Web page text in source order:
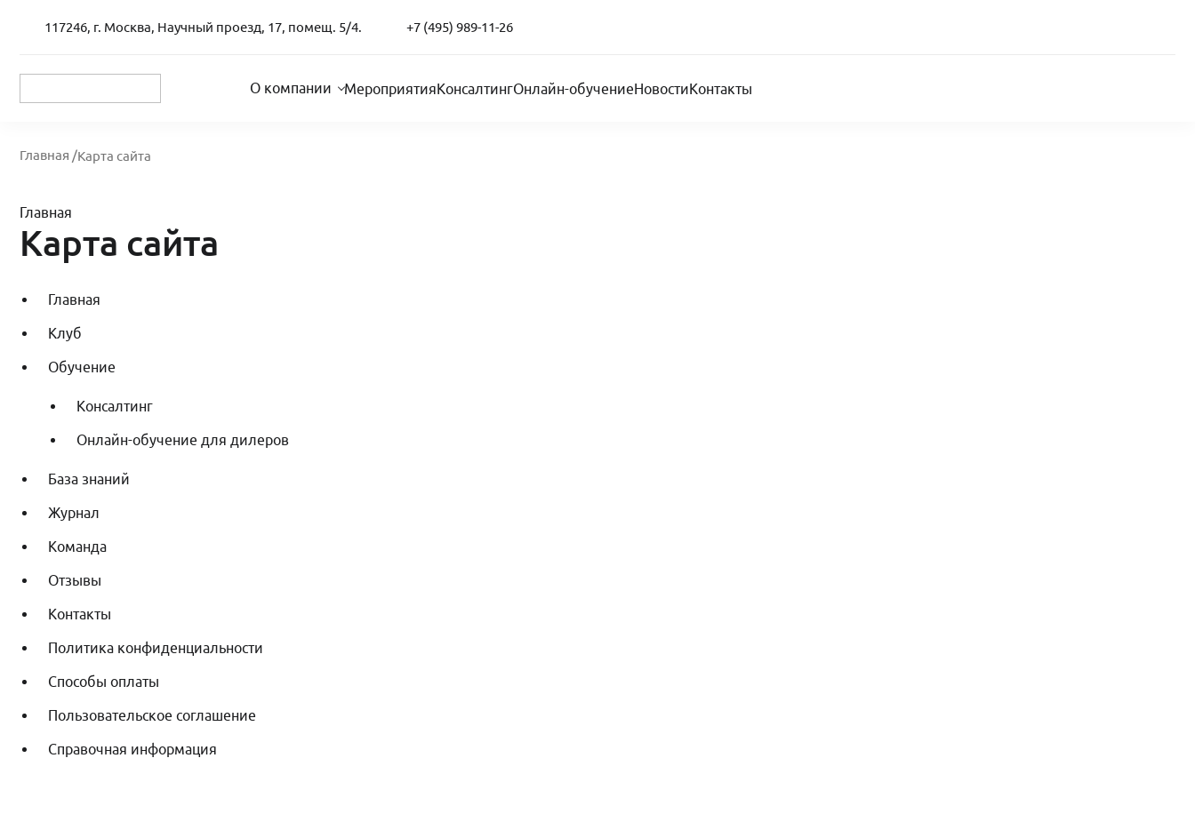
117246, г. Москва, Научный проезд, 17, помещ. 5/4. +7 (495) 989-11-26
О компании МероприятияКонсалтингОнлайн-обучениеНовостиКонтакты
Главная /Карта сайта
Главная
Карта сайта
Главная
Клуб
Обучение
Консалтинг
Онлайн-обучение для дилеров
База знаний
Журнал
Команда
Отзывы
Контакты
Политика конфиденциальности
Способы оплаты
Пользовательское соглашение
Справочная информация